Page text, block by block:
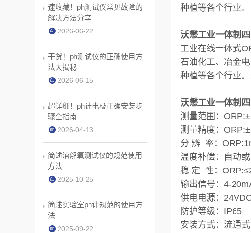
种植等各个行业
沃懋工业一体制
工业在线一体式
石油化工、冶金
种植等各个行业
沃懋工业一体制
测量范围：
测量精度：
分 辨 率：
温度补偿：自动
稳 定 性：
输出信号：4-
供电电源：
防护等级：IP65
安装方式：流通
速收藏！ph测试仪常见故障的
解决方法分享
2026-06-22
干货！ph测试仪的正确使用方
法大揭秘
2026-06-15
超详细！ph计电极正确安装步
骤全指南
2026-04-13
简述溶解氧测试仪的规范使用
方法
2025-10-25
简述实验室ph计规范的使用方
法
2025-09-22